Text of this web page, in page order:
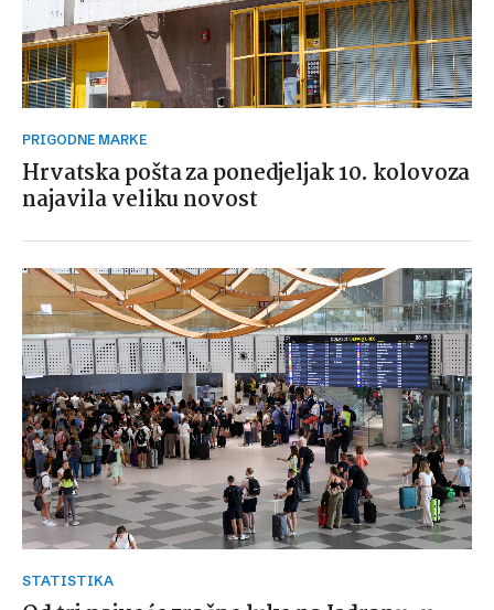
PRIGODNE MARKE
Hrvatska pošta za ponedjeljak 10. kolovoza
najavila veliku novost
STATISTIKA